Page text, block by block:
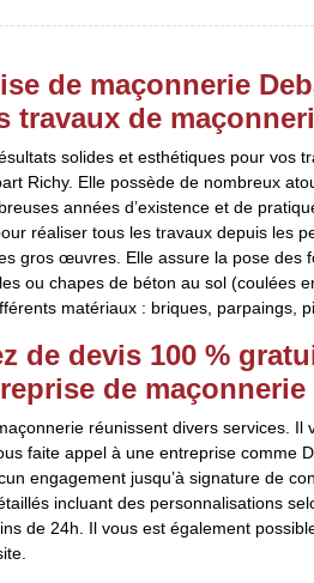
de maçonnerie
travaux de
solides et esthétiques pour vos
Richy. Elle possède de nombreux
années d’existence et de
réaliser tous les travaux depuis les
gros œuvres. Elle assure la pose des
ou chapes de béton au sol (coulées
matériaux : briques, parpaings,
de devis 100 %
de maçonnerie
réunissent divers services.
faite appel à une entreprise comme
engagement jusqu’à signature de
incluant des personnalisations
de 24h. Il vous est également